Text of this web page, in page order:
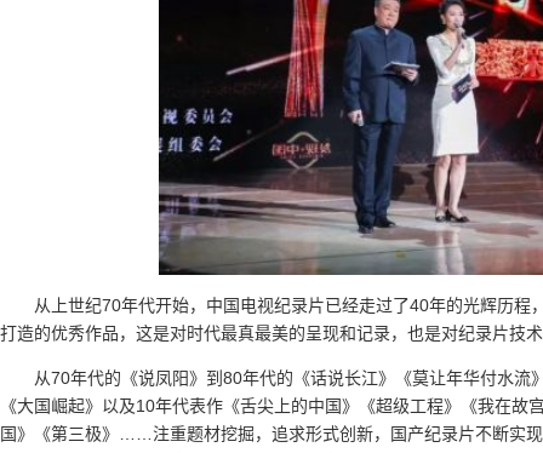
从上世纪70年代开始，中国电视纪录片已经走过了40年的光辉历
打造的优秀作品，这是对时代最真最美的呈现和记录，也是对纪录片技
从70年代的《说凤阳》到80年代的《话说长江》《莫让年华付水
《大国崛起》以及10年代表作《舌尖上的中国》《超级工程》《我在
国》《第三极》……注重题材挖掘，追求形式创新，国产纪录片不断实